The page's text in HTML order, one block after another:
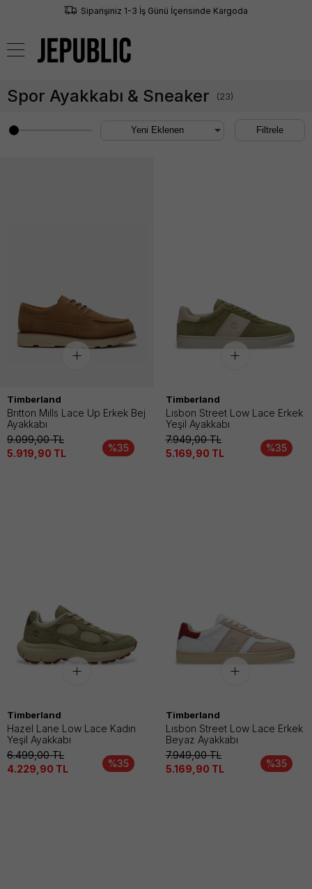
Siparişiniz 1-3 İş Günü İçerisinde Kargoda
Spor Ayakkabı & Sneaker (23)
Filtrele
Timberland
Brıtton Mılls Lace Up Erkek Bej
Ayakkabı
9.099,00TL
5.919,90 TL %35
Timberland
Lısbon Street Low Lace Erkek
Yeşil Ayakkabı
7.949,00TL
5.169,90 TL %35
Timberland
Hazel Lane Low Lace Kadın
Yeşil Ayakkabı
6.499,00TL
4.229,90 TL %35
Timberland
Lısbon Street Low Lace Erkek
Beyaz Ayakkabı
7.949,00TL
5.169,90 TL %35